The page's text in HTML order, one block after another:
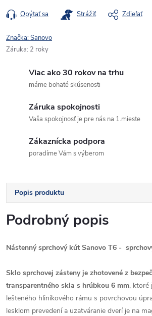
Opýtať sa Strážiť Zdieľať
Značka:Sanovo
Záruka: 2 roky
Viac ako 30 rokov na trhu
máme bohaté skúsenosti
Záruka spokojnosti
Vaša spokojnosť je pre nás na 1.mieste
Zákaznícka podpora
poradíme Vám s výberom
Popis produktu
Podrobný popis
Nástenný sprchový kút Sanovo T6 -
Sklo sprchovej zásteny je zhotovené z
transparentného skla s hrúbkou 6 mm, ktoré
lešteného hliníkového rámu s povrchovou
lesklom prevedení a uzatváranie dverí je na